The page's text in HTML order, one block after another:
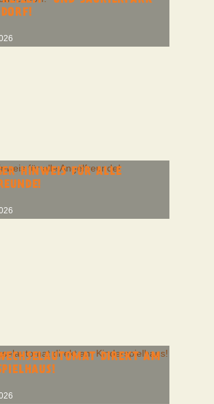
HINWEIS FÜR ALLE
DIREKT AM